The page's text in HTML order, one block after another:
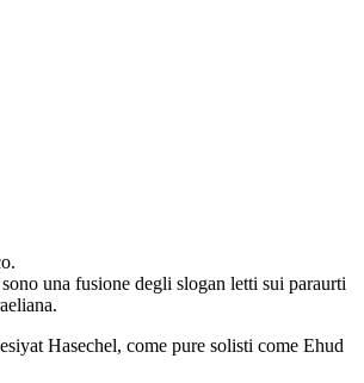
una fusione degli slogan letti sui paraurti
Hasechel, come pure solisti come Ehud